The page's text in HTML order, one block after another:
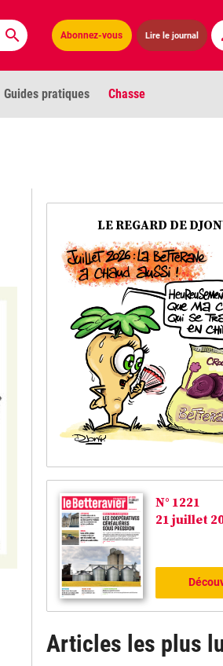
Abonnez-vous Lire le journal
Guides pratiques Chasse
Biocarburants
Environnement
Vidéos
Contact
LE REGARD DE
N° 1221
21 juillet
Articles les plus